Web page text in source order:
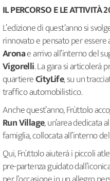
IL PERCORSO E LE ATTIVITÀ
L’edizione di quest’anno si
rinnovato e pensato per
Aronae arrivo all’interno del
Vigorelli. La gara si articolerà
quartiereCityLife, su un
traffico automobilistico.
Anche quest’anno, Frùttolo
Run Village, un’area dedicata
famiglia, collocata all’interno
Qui, Frùttolo aiuterà i piccoli
pre-partenza guidato